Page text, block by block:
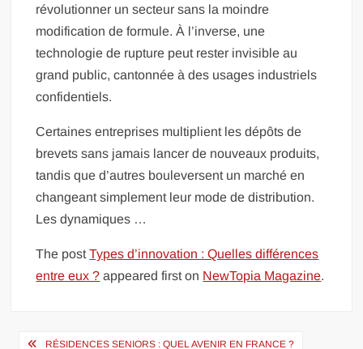
révolutionner un secteur sans la moindre
modification de formule. À l’inverse, une
technologie de rupture peut rester invisible au
grand public, cantonnée à des usages industriels
confidentiels.
Certaines entreprises multiplient les dépôts de
brevets sans jamais lancer de nouveaux produits,
tandis que d’autres bouleversent un marché en
changeant simplement leur mode de distribution.
Les dynamiques …
The postTypes d’innovation : Quelles différences
entre eux ? appeared first on NewTopia Magazine.
RÉSIDENCES SENIORS : QUEL AVENIR EN FRANCE ?